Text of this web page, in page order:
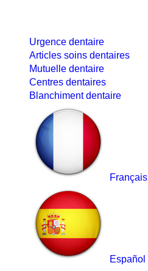
Urgence dentaire
Articles soins dentaires
Mutuelle dentaire
Centres dentaires
Blanchiment dentaire
Français
Español